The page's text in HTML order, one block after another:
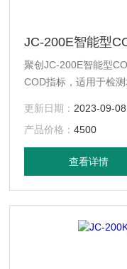
JC-200E智能型
聚创JC-200E智能型
COD指标，适用于检
理厂、大专院校、科研
力、钢铁、农业、市政
更新日期： 2023-09-08
产品价格：4500
查看详情